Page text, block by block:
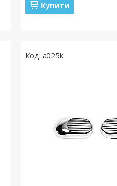
Купити
a025k